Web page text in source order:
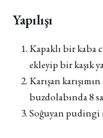
Yapılışı
Kapaklı bir kaba
ekleyip bir kaşık
Karışan
buzdolabında 8
Soğuyan pudingi